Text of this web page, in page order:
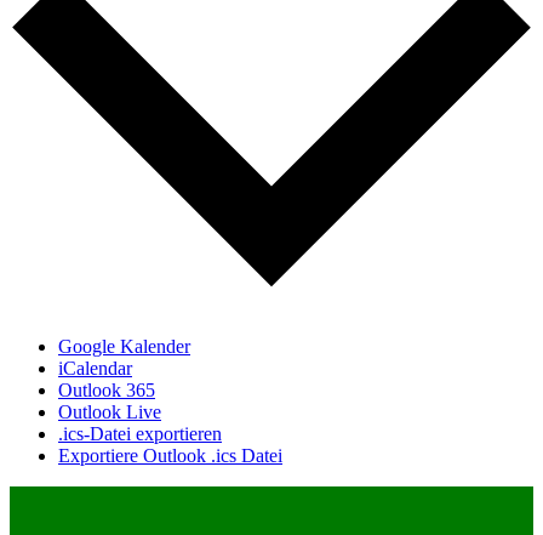
Google Kalender
iCalendar
Outlook 365
Outlook Live
.ics-Datei exportieren
Exportiere Outlook .ics Datei